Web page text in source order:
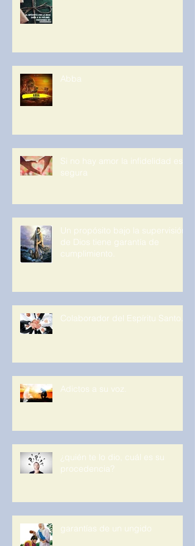
Abba
Si no hay amor la infidelidad es
segura
Un propósito bajo la supervisión
de Dios tiene garantía de
cumplimiento.
Colaborador del Espíritu Santo.
Adictos a su voz.
¿quién te lo dio, cuál es su
procedencia?
garantías de un ungido